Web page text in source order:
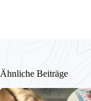
Ähnliche Beiträge